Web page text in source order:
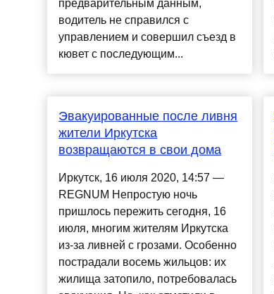
предварительным данным,
водитель не справился с
управлением и совершил съезд в
кювет с последующим...
Эвакуированные после ливня
жители Иркутска
возвращаются в свои дома
Иркутск, 16 июля 2020, 14:57 —
REGNUM Непростую ночь
пришлось пережить сегодня, 16
июля, многим жителям Иркутска
из-за ливней с грозами. Особенно
пострадали восемь жильцов: их
жилища затопило, потребовалась